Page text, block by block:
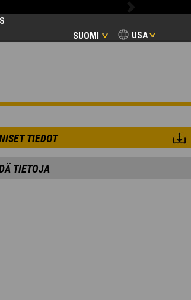
USA
SUOMI
Next
TIEDOT
TIETOJA